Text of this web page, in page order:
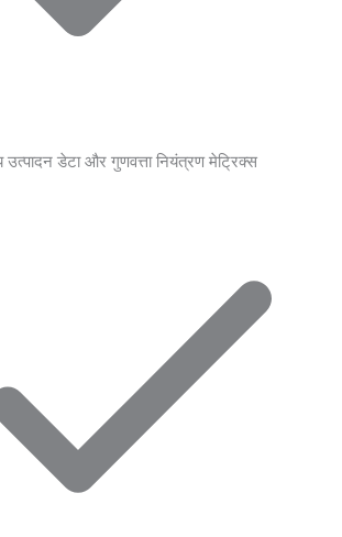
उत्पादन डेटा और गुणवत्ता नियंत्रण मेट्रिक्स